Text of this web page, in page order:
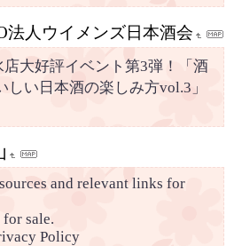
法人ウイメンズ日本酒会
店大好評イベント第3弾！「酒
い日本酒の楽しみ方vol.3」
and relevant links for
sale.
Policy